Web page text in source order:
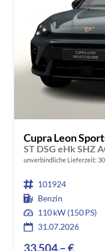
Cupra Leon
ST DSG eHk SHZ
unverbindliche Lieferzeit:
101924
Benzin
110 kW (150 PS)
31.07.2026
33.504,– €